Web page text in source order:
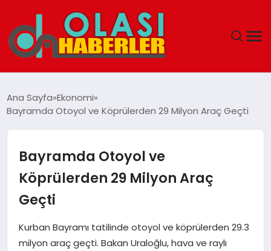
SPOR
DÜNYA
SAĞLIK
YAŞAM
Ana Sayfa Ekonomi
Bayramda Otoyol ve Köprülerden 29 Milyon Araç Geçti
Bayramda Otoyol ve
Köprülerden 29 Milyon Araç
Geçti
Kurban Bayramı tatilinde otoyol ve köprülerden 29.3
milyon araç geçti. Bakan Uraloğlu, hava ve raylı